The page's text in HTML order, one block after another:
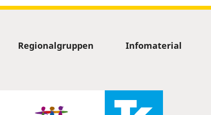
Regionalgruppen Infomaterial